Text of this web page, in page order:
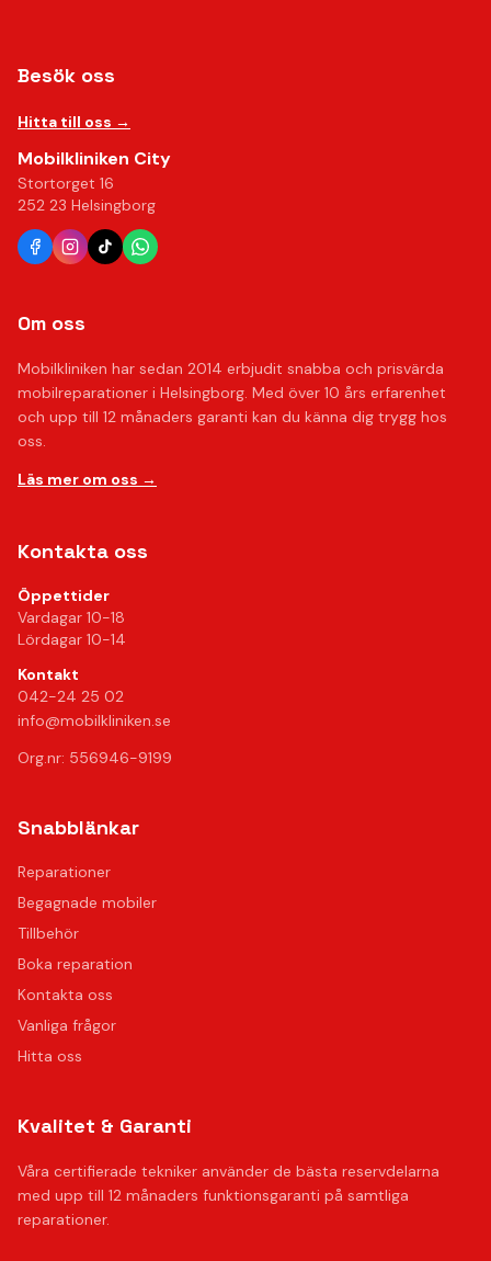
Besök oss
Hitta till oss →
Mobilkliniken City
Stortorget 16
252 23 Helsingborg
Om oss
Mobilkliniken har sedan 2014 erbjudit snabba och prisvärda
mobilreparationer i Helsingborg. Med över 10 års erfarenhet
och upp till 12 månaders garanti kan du känna dig trygg hos
oss.
Läs mer om oss →
Kontakta oss
Öppettider
Vardagar 10-18
Lördagar 10-14
Kontakt
042-24 25 02
info@mobilkliniken.se
Org.nr: 556946-9199
Snabblänkar
Reparationer
Begagnade mobiler
Tillbehör
Boka reparation
Kontakta oss
Vanliga frågor
Hitta oss
Kvalitet & Garanti
Våra certifierade tekniker använder de bästa reservdelarna
med upp till 12 månaders funktionsgaranti på samtliga
reparationer.